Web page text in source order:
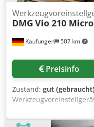
Kaufungen 507 km
DMG Vio 210
Preisinfo
Zustand: gut
Bj.2013 Serien-Nr.:
mm Messbereich Z-